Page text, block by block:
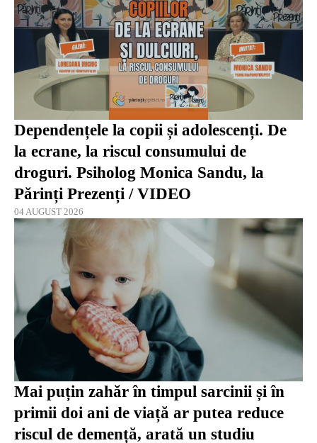
Dependențele la copii și adolescenți. De
la ecrane, la riscul consumului de
droguri. Psiholog Monica Sandu, la
Părinți Prezenți / VIDEO
04 AUGUST 2026
Mai puțin zahăr în timpul sarcinii și în
primii doi ani de viață ar putea reduce
riscul de demență, arată un studiu